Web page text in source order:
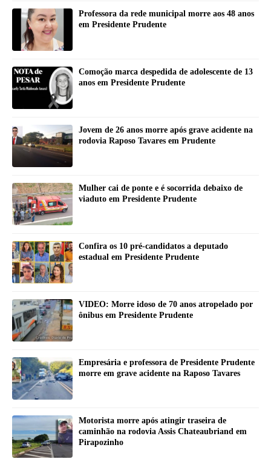
Professora da rede municipal morre aos 48 anos
em Presidente Prudente
Comoção marca despedida de adolescente de 13
anos em Presidente Prudente
Jovem de 26 anos morre após grave acidente na
rodovia Raposo Tavares em Prudente
Mulher cai de ponte e é socorrida debaixo de
viaduto em Presidente Prudente
Confira os 10 pré-candidatos a deputado
estadual em Presidente Prudente
VIDEO: Morre idoso de 70 anos atropelado por
ônibus em Presidente Prudente
Empresária e professora de Presidente Prudente
morre em grave acidente na Raposo Tavares
Motorista morre após atingir traseira de
caminhão na rodovia Assis Chateaubriand em
Pirapozinho